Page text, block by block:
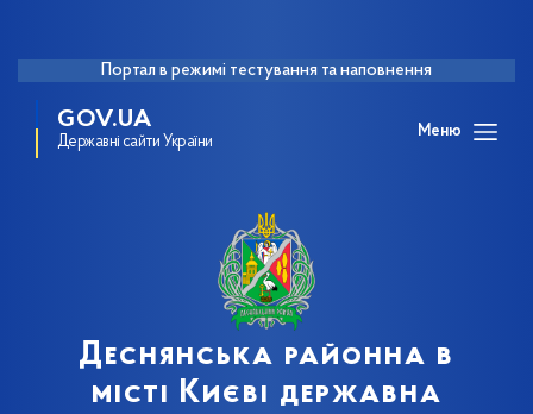
Портал в режимі тестування та наповнення
GOV.UA
Державні сайти України
Меню
Деснянська районна в
місті Києві державна